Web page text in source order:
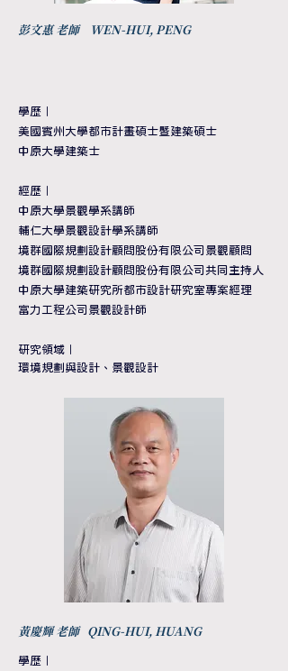
彭文惠 老師 WEN-HUI, PENG
學歷 ｜
美國賓州大學都市計畫碩士暨建築碩士
中原大學建築士
​經歷 ｜
中原大學景觀學系講師
輔仁大學景觀設計學系講師
境群國際規劃設計顧問股份有限公司景觀顧問
境群國際規劃設計顧問股份有限公司共同主持人
中原大學建築研究所都市設計研究室專案經理
富力工程公司景觀設計師
​研究領域 ｜
環境規劃與設計、 景觀設計
黃慶輝 老師 QING-HUI, HUANG
學歷 ｜